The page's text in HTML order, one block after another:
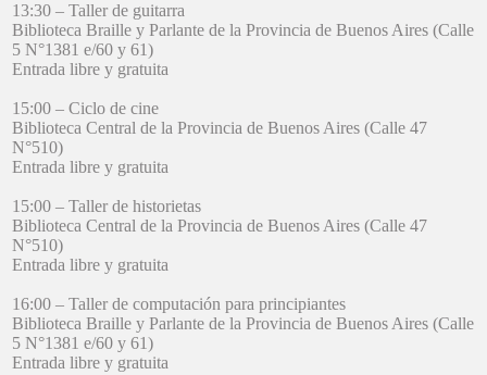
13:30 – Taller de guitarra
Biblioteca Braille y Parlante de la Provincia de Buenos Aires (Calle
5 N°1381 e/60 y 61)
Entrada libre y gratuita
15:00 – Ciclo de cine
Biblioteca Central de la Provincia de Buenos Aires (Calle 47
N°510)
Entrada libre y gratuita
15:00 – Taller de historietas
Biblioteca Central de la Provincia de Buenos Aires (Calle 47
N°510)
Entrada libre y gratuita
16:00 – Taller de computación para principiantes
Biblioteca Braille y Parlante de la Provincia de Buenos Aires (Calle
5 N°1381 e/60 y 61)
Entrada libre y gratuita